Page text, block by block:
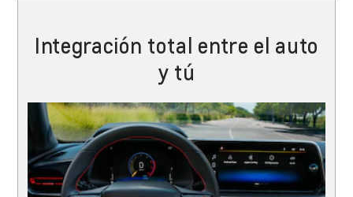
Integración total entre el auto
y tú